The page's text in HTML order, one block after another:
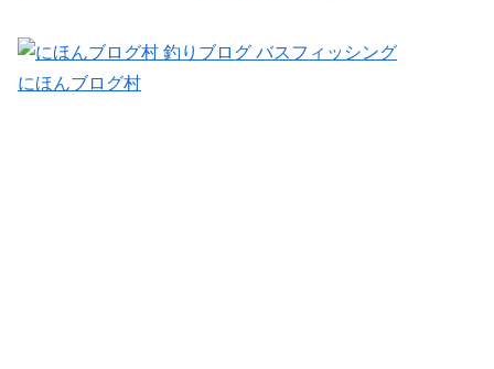
にほんブログ村